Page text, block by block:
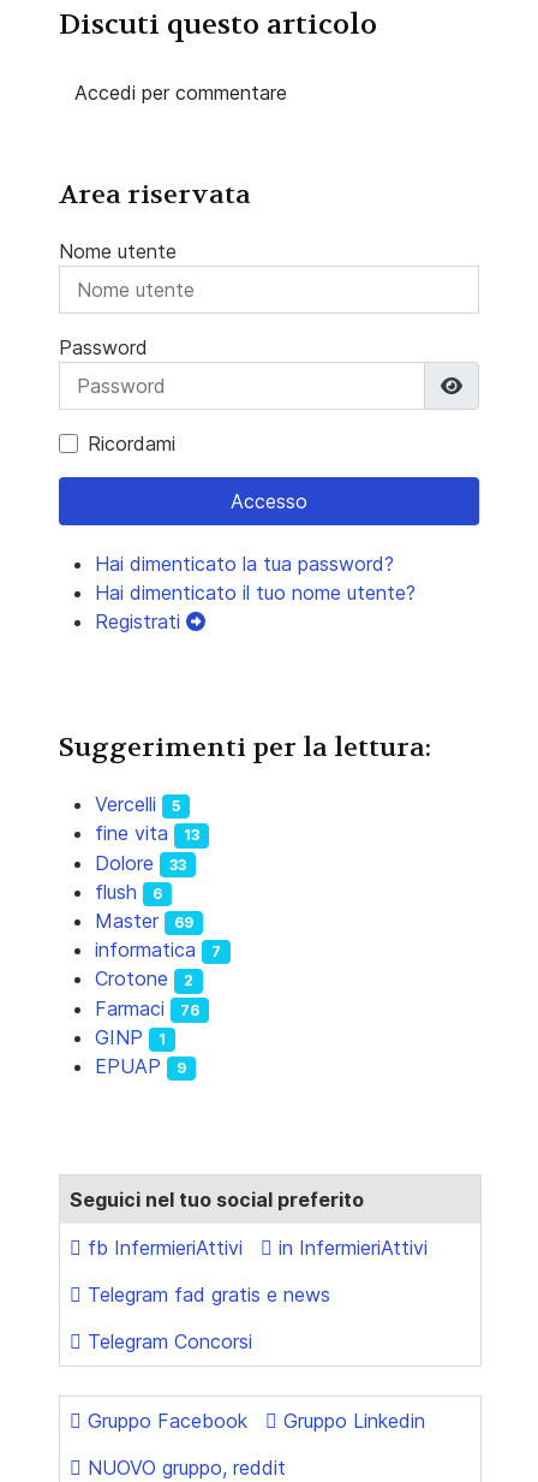
Discuti questo articolo
Accedi per commentare
Area riservata
Nome utente
Password
Ricordami
Accesso
Hai dimenticato la tua password?
Hai dimenticato il tuo nome utente?
Registrati
Suggerimenti per la lettura:
Vercelli 5
fine vita 13
Dolore 33
flush 6
Master 69
informatica 7
Crotone 2
Farmaci 76
GINP 1
EPUAP 9
Seguici nel tuo social preferito
fb InfermieriAttivi
in InfermieriAttivi
Telegram fad gratis e news
Telegram Concorsi
Gruppo Facebook
Gruppo Linkedin
NUOVO gruppo, reddit